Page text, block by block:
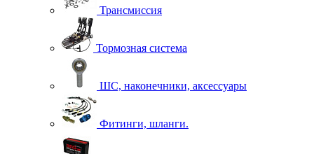
Трансмиссия
Тормозная система
ШС, наконечники, аксессуары
Фитинги, шланги.